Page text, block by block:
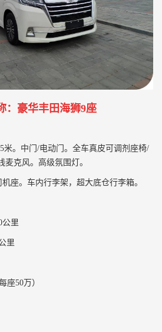
：豪华丰田海狮9座
米。中门/电动门。全车真皮可调剂座椅/
麦克风。高级氛围灯。
座。车内行李架，超大底仓行李箱。
公里
里
座50万）